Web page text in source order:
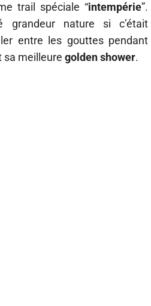
trail spéciale “intempérie”.
grandeur nature si c’était
entre les gouttes pendant
sa meilleure golden shower.